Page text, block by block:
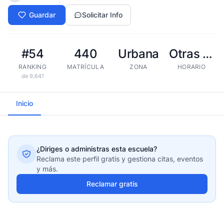
Guardar Solicitar Info
#54
RANKING
de 9,641
440
MATRÍCULA
Urbana
ZONA
Otras tandas
HORARIO
Inicio
¿Diriges o administras esta escuela?
Reclama este perfil gratis y gestiona citas, eventos
y más.
Reclamar gratis